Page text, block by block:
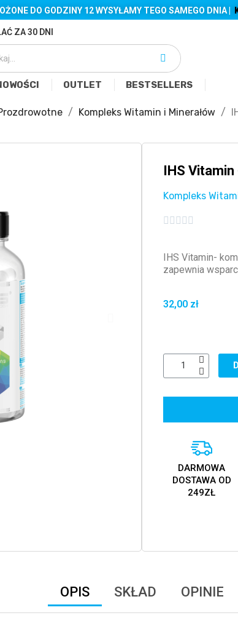
DO GODZINY 12 WYSYŁAMY TEGO SAMEGO DNIA |
ZA 30 DNI
OUTLET BESTSELLERS
Kompleks Witamin i Minerałów
IHS
Kompleks
    
IHS Vitamin-
zapewnia
32,00 zł
DARMOWA
DOSTAWA OD
249ZŁ
OPIS SKŁAD OPINIE